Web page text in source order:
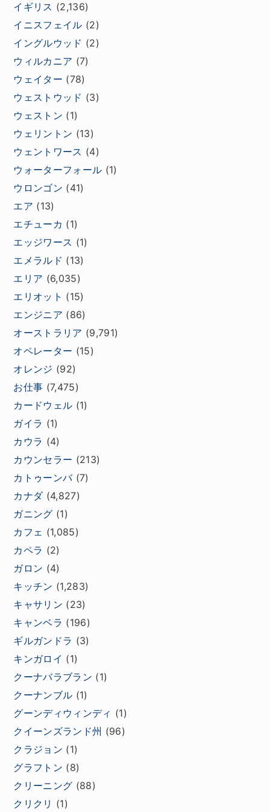
イギリス (2,136)
イニスフェイル (2)
イングルウッド (2)
ウィルカニア (7)
ウェイター (78)
ウェストウッド (3)
ウェストン (1)
ウェリントン (13)
ウェントワース (4)
ウォーターフォール (1)
ウロンゴン (41)
エア (13)
エチューカ (1)
エッジワース (1)
エメラルド (13)
エリア (6,035)
エリオット (15)
エンジニア (86)
オーストラリア (9,791)
オペレーター (15)
オレンジ (92)
お仕事 (7,475)
カードウェル (1)
ガイラ (1)
カウラ (4)
カウンセラー (213)
カトゥーンバ(7)
カナダ(4,827)
ガニング (1)
カフェ (1,085)
カペラ (2)
ガロン (4)
キッチン (1,283)
キャサリン (23)
キャンベラ (196)
ギルガンドラ (3)
キンガロイ (1)
クーナバラブラン (1)
クーナンブル (1)
グーンディウィンディ (1)
クイーンズランド州 (96)
クラジョン (1)
グラフトン (8)
クリーニング (88)
クリクリ (1)